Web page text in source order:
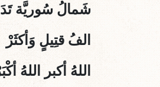
شَمالُ سُوريَّة
الفُ قتِيلٍ وَأكثَرْ
اللهُ أكبر اللهُ